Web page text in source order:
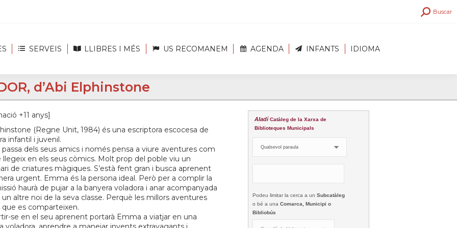
Search:Buscar
SERVEIS LLIBRES I MÉS US RECOMANEM AGENDA INFANTS IDIOMA
d’Abi Elphinstone
+11 anys]
(Regne Unit, 1984) és una escriptora escocesa de
infantil i juvenil.
dels seus amics i només pensa a viure aventures com
llegeix en els seus còmics. Molt prop del poble viu un
de criatures màgiques. S’està fent gran i busca aprenent
urgent. Emma és la persona ideal. Però per a complir la
haurà de pujar a la banyera voladora i anar acompanyada
un altre noi de la seva classe. Perquè les millors aventures
que es comparteixen.
se en el seu aprenent portarà Emma a viatjar en una
AladíCatàleg de la Xarxa de
Biblioteques Municipals
Podeu limitar la cerca a un Subcatàleg
o bé a una Comarca, Municipi o
Bibliobús